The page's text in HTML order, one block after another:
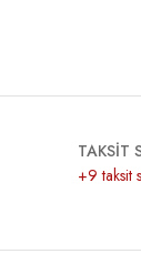
TAKSİT
+9 taksit